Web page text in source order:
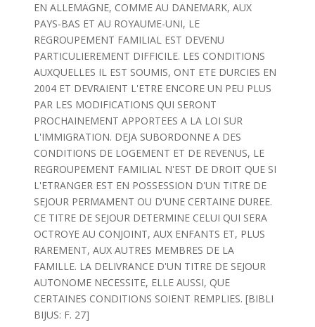
EN ALLEMAGNE, COMME AU DANEMARK, AUX
PAYS-BAS ET AU ROYAUME-UNI, LE
REGROUPEMENT FAMILIAL EST DEVENU
PARTICULIEREMENT DIFFICILE. LES CONDITIONS
AUXQUELLES IL EST SOUMIS, ONT ETE DURCIES EN
2004 ET DEVRAIENT L'ETRE ENCORE UN PEU PLUS
PAR LES MODIFICATIONS QUI SERONT
PROCHAINEMENT APPORTEES A LA LOI SUR
L'IMMIGRATION. DEJA SUBORDONNE A DES
CONDITIONS DE LOGEMENT ET DE REVENUS, LE
REGROUPEMENT FAMILIAL N'EST DE DROIT QUE SI
L'ETRANGER EST EN POSSESSION D'UN TITRE DE
SEJOUR PERMAMENT OU D'UNE CERTAINE DUREE.
CE TITRE DE SEJOUR DETERMINE CELUI QUI SERA
OCTROYE AU CONJOINT, AUX ENFANTS ET, PLUS
RAREMENT, AUX AUTRES MEMBRES DE LA
FAMILLE. LA DELIVRANCE D'UN TITRE DE SEJOUR
AUTONOME NECESSITE, ELLE AUSSI, QUE
CERTAINES CONDITIONS SOIENT REMPLIES. [BIBLI
BIJUS: F. 27]